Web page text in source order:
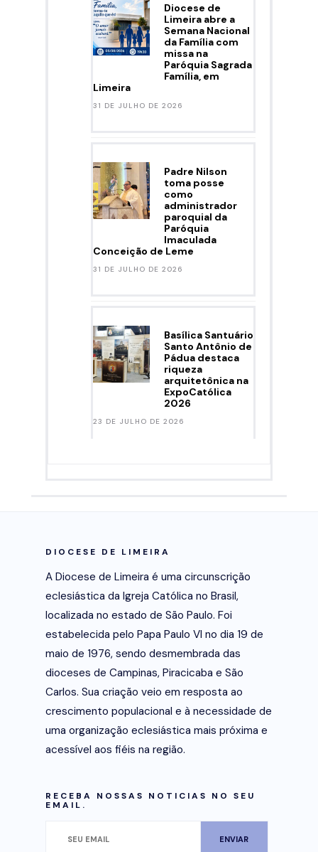
Diocese de
Limeira abre a
Semana Nacional
da Família com
missa na
Paróquia Sagrada
Família, em
Limeira
31 DE JULHO DE 2026
Padre Nilson
toma posse
como
administrador
paroquial da
Paróquia
Imaculada
Conceição de Leme
31 DE JULHO DE 2026
Basílica Santuário
Santo Antônio de
Pádua destaca
riqueza
arquitetônica na
ExpoCatólica
2026
23 DE JULHO DE 2026
DIOCESE DE LIMEIRA
A Diocese de Limeira é uma circunscrição
eclesiástica da Igreja Católica no Brasil,
localizada no estado de São Paulo. Foi
estabelecida pelo Papa Paulo VI no dia 19 de
maio de 1976, sendo desmembrada das
dioceses de Campinas, Piracicaba e São
Carlos. Sua criação veio em resposta ao
crescimento populacional e à necessidade de
uma organização eclesiástica mais próxima e
acessível aos fiéis na região.
RECEBA NOSSAS NOTICIAS NO SEU
EMAIL.